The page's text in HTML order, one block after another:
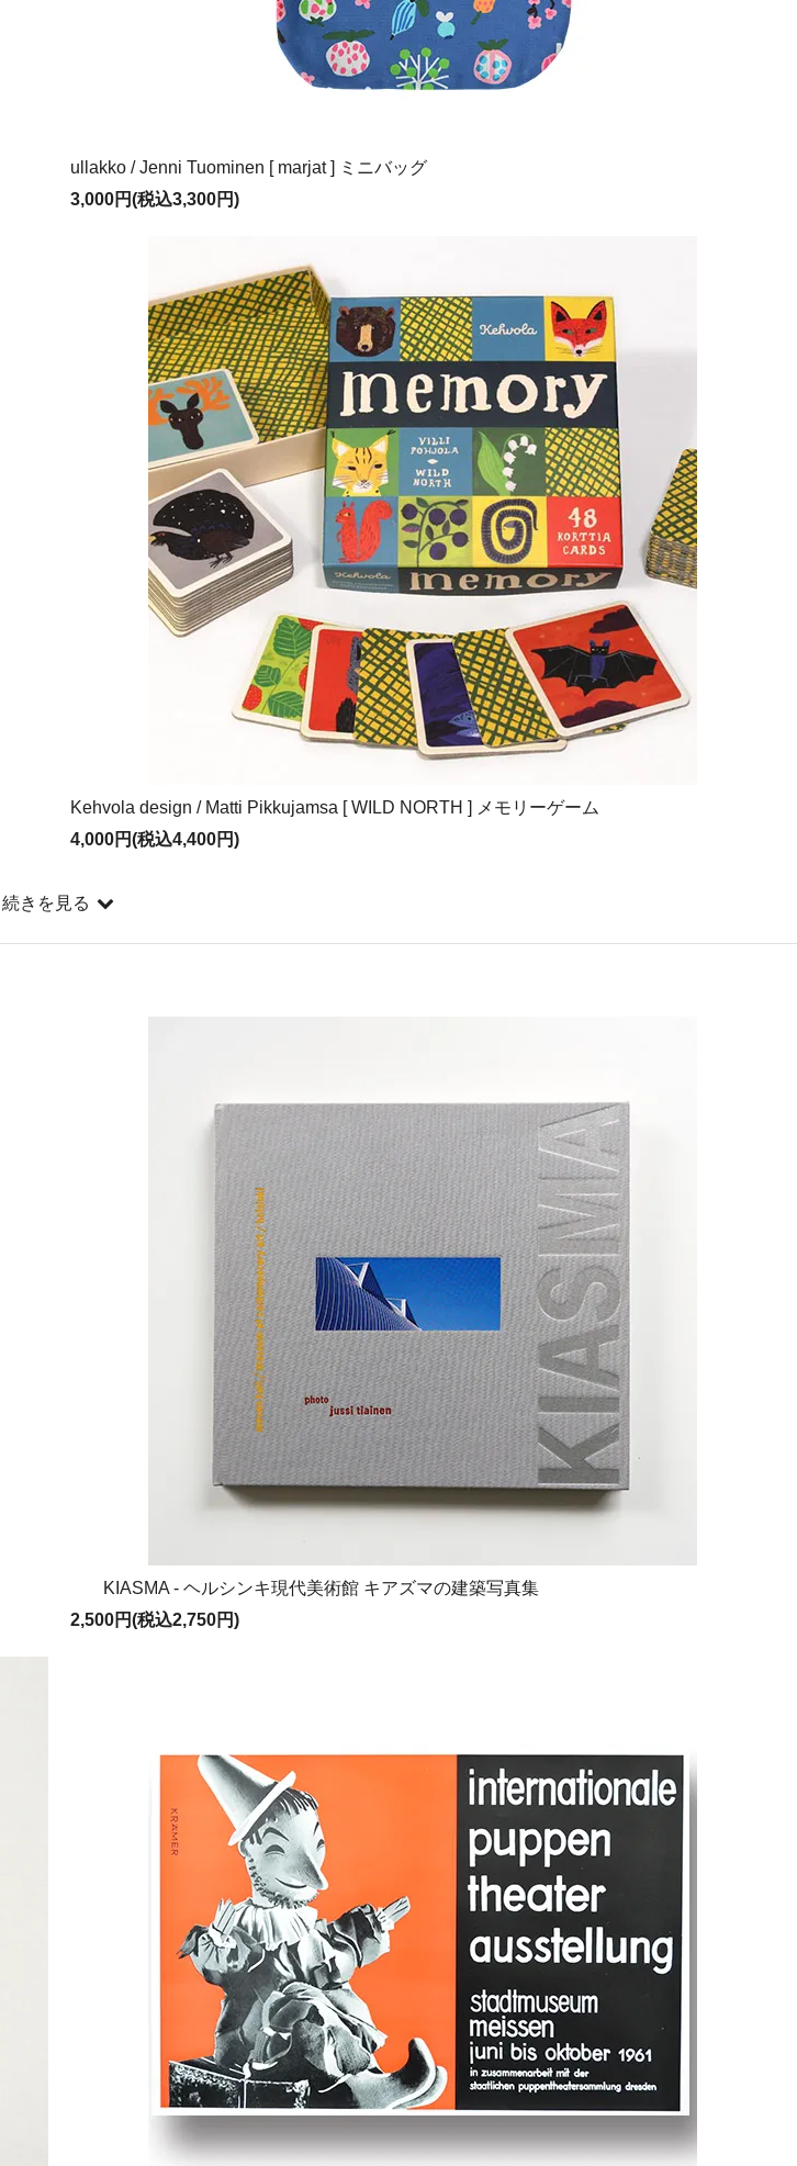
ullakko / Jenni Tuominen [ marjat ] ミニバッグ
3,000円(税込3,300円)
Kehvola design / Matti Pikkujamsa [ WILD NORTH ] メモリーゲーム
4,000円(税込4,400円)
続きを見る
KIASMA - ヘルシンキ現代美術館 キアズマの建築写真集
2,500円(税込2,750円)